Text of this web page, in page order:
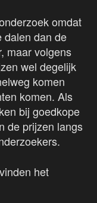
omdat
dalen dan de
maar volgens
wel degelijk
komen
komen. Als
bij goedkope
de prijzen langs
het